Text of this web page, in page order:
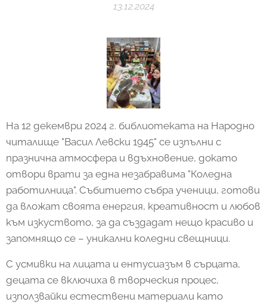
13.12.2024
На 12 декември 2024 г. библиотеката на Народно
читалище "Васил Левски 1945" се изпълни с
празнична атмосфера и вдъхновение, докато
отвори врати за една незабравима "Коледна
работилница". Събитието събра ученици, готови
да вложат своята енергия, креативност и любов
към изкуството, за да създадат нещо красиво и
запомнящо се – уникални коледни свещници.
С усмивки на лицата и ентусиазъм в сърцата,
децата се включиха в творческия процес,
използвайки естествени материали като